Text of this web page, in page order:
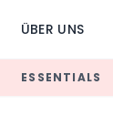
ÜBER UNS
ESSENTIALS